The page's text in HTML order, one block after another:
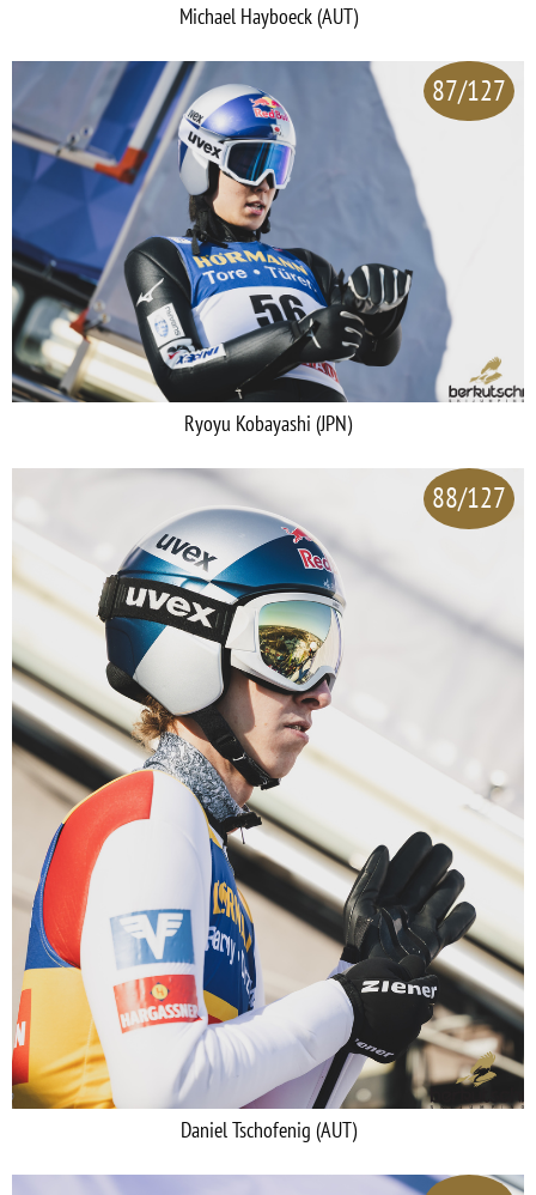
Michael Hayboeck (AUT)
87/127
Ryoyu Kobayashi (JPN)
88/127
Daniel Tschofenig (AUT)